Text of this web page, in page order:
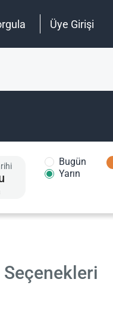
Üye Girişi
Bugün
Yarın
Seçenekleri